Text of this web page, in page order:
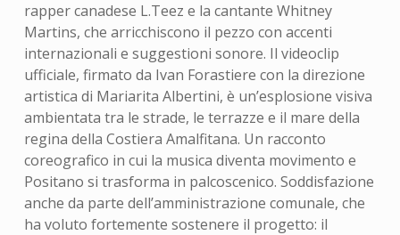
rapper canadese L.Teez e la cantante Whitney
Martins, che arricchiscono il pezzo con accenti
internazionali e suggestioni sonore. Il videoclip
ufficiale, firmato da Ivan Forastiere con la direzione
artistica di Mariarita Albertini, è un’esplosione visiva
ambientata tra le strade, le terrazze e il mare della
regina della Costiera Amalfitana. Un racconto
coreografico in cui la musica diventa movimento e
Positano si trasforma in palcoscenico. Soddisfazione
anche da parte dell’amministrazione comunale, che
ha voluto fortemente sostenere il progetto: il